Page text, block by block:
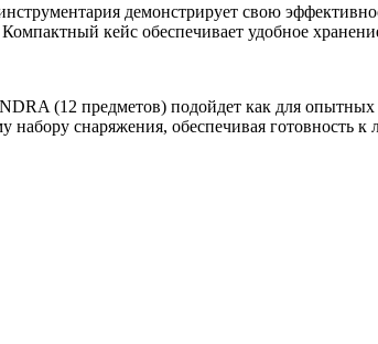
демонстрирует свою
кейс обеспечивает удобное
(12 предметов) подойдет как для опытных
снаряжения, обеспечивая